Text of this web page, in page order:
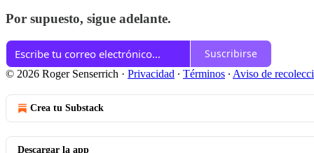
Por supuesto, sigue adelante.
Suscribirse
© 2026 Roger Senserrich · Privacidad ∙ Términos ∙ Aviso de
Crea tu Substack
Descargar la app